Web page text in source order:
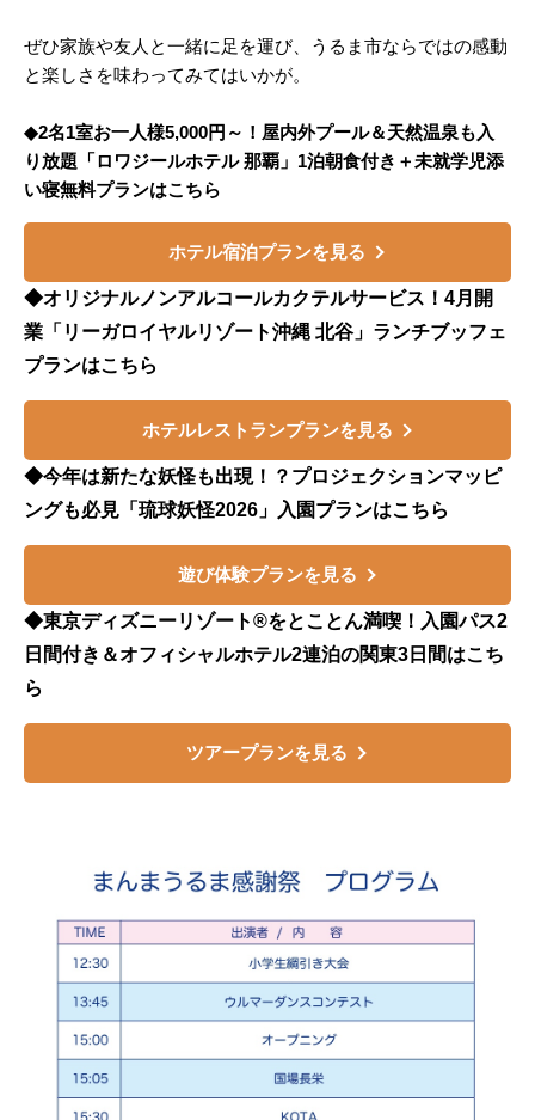
ぜひ家族や友人と一緒に足を運び、うるま市ならではの感動
と楽しさを味わってみてはいかが。
◆2名1室お一人様5,000円～！屋内外プール＆天然温泉も入
り放題「ロワジールホテル 那覇」1泊朝食付き＋未就学児添
い寝無料プランはこちら
ホテル宿泊プランを見る
◆オリジナルノンアルコールカクテルサービス！4月開
業「リーガロイヤルリゾート沖縄 北谷」ランチブッフェ
プランはこちら
ホテルレストランプランを見る
◆今年は新たな妖怪も出現！？プロジェクションマッピ
ングも必見「琉球妖怪2026」入園プランはこちら
遊び体験プランを見る
◆東京ディズニーリゾート®をとことん満喫！入園パス2
日間付き＆オフィシャルホテル2連泊の関東3日間はこち
ら
ツアープランを見る